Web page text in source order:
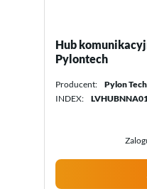
Parallel box
Producent:
Kehua
INDEX:
PBOX50-3P